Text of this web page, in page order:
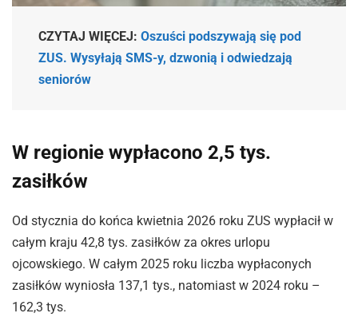
CZYTAJ WIĘCEJ:Oszuści podszywają się pod
ZUS. Wysyłają SMS-y, dzwonią i odwiedzają
seniorów
W regionie wypłacono 2,5 tys.
zasiłków
Od stycznia do końca kwietnia 2026 roku ZUS wypłacił w
całym kraju 42,8 tys. zasiłków za okres urlopu
ojcowskiego. W całym 2025 roku liczba wypłaconych
zasiłków wyniosła 137,1 tys., natomiast w 2024 roku –
162,3 tys.